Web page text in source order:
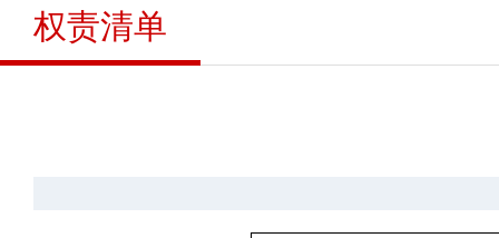
权责清单